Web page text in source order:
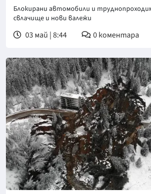
Блокирани автомобили и
свлачище и нови валежи
03 май | 8:44 0коментара
Снимка: БТА